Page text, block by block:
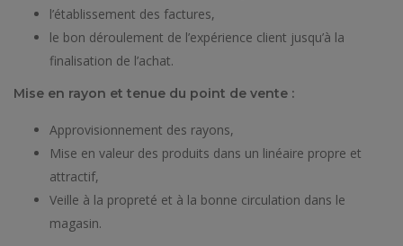
l’établissement des factures,
le bon déroulement de l’expérience client jusqu’à la
finalisation de l’achat.
Mise en rayon et tenue du point de vente :
Approvisionnement des rayons,
Mise en valeur des produits dans un linéaire propre et
attractif,
Veille à la propreté et à la bonne circulation dans le
magasin.